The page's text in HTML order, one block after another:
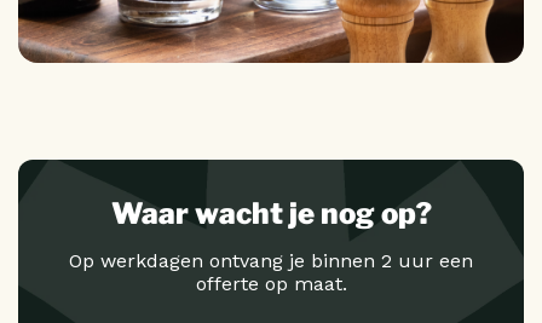
Waar wacht je nog op?
Op werkdagen ontvang je binnen 2 uur een
offerte op maat.